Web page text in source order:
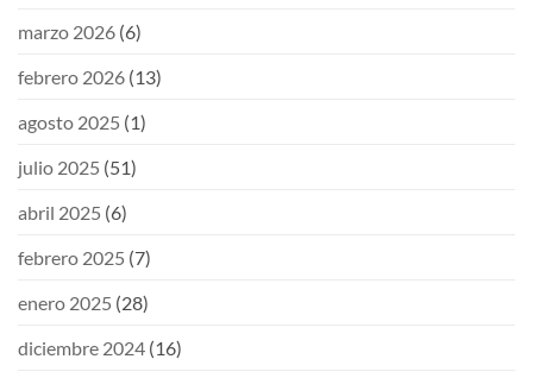
marzo 2026 (6)
febrero 2026 (13)
agosto 2025 (1)
julio 2025 (51)
abril 2025 (6)
febrero 2025 (7)
enero 2025 (28)
diciembre 2024 (16)